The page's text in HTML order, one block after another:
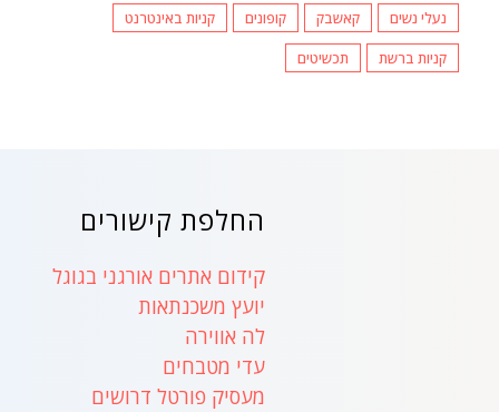
נעלי נשים
קאשבק קופונים
קניות באינטרנט
קניות ברשת
תכשיטים
החלפת קישורים
קידום אתרים אורגני בגוגל
יועץ משכנתאות
לה אווירה
עדי מטבחים
מעסיק פורטל דרושים